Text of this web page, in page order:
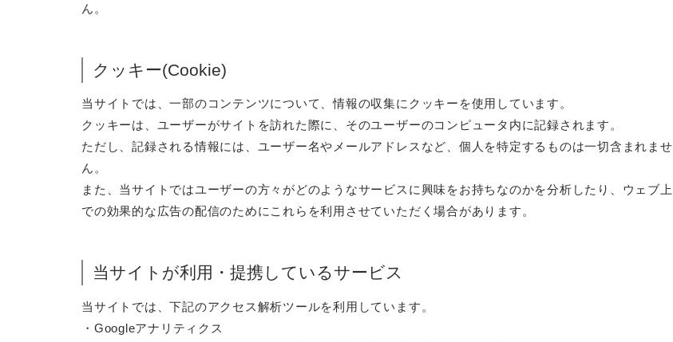
ん。
クッキー(Cookie)
当サイトでは、一部のコンテンツについて、情報の収集にクッキーを使用しています。
クッキーは、ユーザーがサイトを訪れた際に、そのユーザーのコンピュータ内に記録されます。
ただし、記録される情報には、ユーザー名やメールアドレスなど、個人を特定するものは一切含まれませ
ん。
また、当サイトではユーザーの方々がどのようなサービスに興味をお持ちなのかを分析したり、ウェブ上
での効果的な広告の配信のためにこれらを利用させていただく場合があります。
当サイトが利用・提携しているサービス
当サイトでは、下記のアクセス解析ツールを利用しています。
・Googleアナリティクス